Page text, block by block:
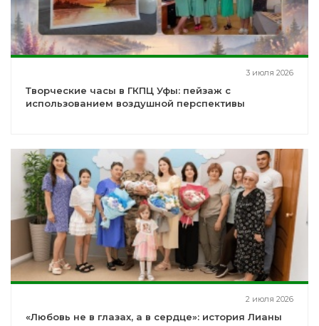
3 июля 2026
Творческие часы в ГКПЦ Уфы: пейзаж с
использованием воздушной перспективы
2 июля 2026
«Любовь не в глазах, а в сердце»: история Лианы